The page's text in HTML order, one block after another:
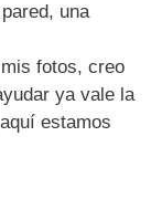
una
fotos, creo
ya vale la
estamos